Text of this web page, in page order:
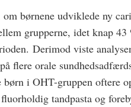
børnene udviklede ny
grupperne, idet knap 43
Derimod viste
flere orale
børn i OHT-gruppen oftere
tandpasta og